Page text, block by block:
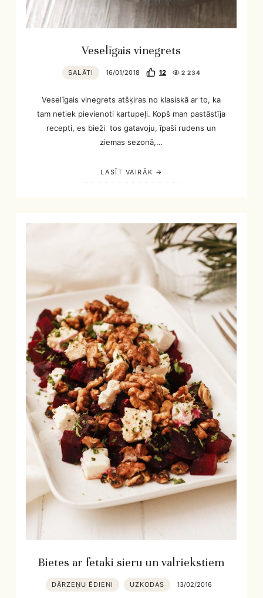
Veselīgais vinegrets
SALĀTI 16/01/2018 12 2 234
Veselīgais vinegrets atšķiras no klasiskā ar to, ka
tam netiek pievienoti kartupeļi. Kopš man pastāstīja
recepti, es bieži tos gatavoju, īpaši rudens un
ziemas sezonā,…
LASĪT VAIRĀK
Bietes ar fetaki sieru un valriekstiem
DĀRZEŅU ĒDIENI UZKODAS 13/02/2016